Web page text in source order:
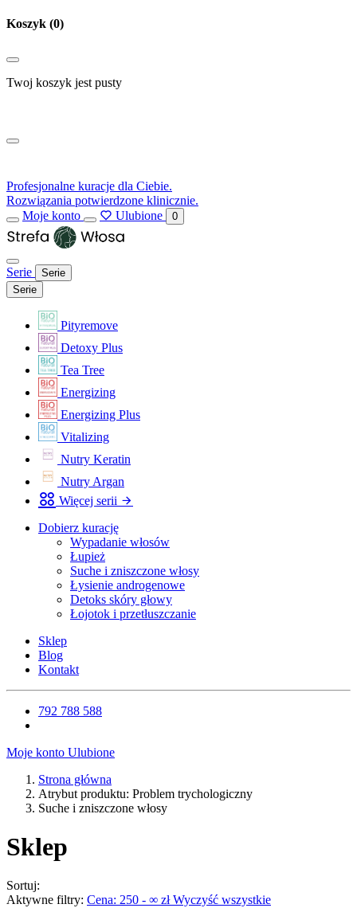
Koszyk (0)
Twoj koszyk jest pusty
Profesjonalne kuracje dla Ciebie.
Rozwiązania potwierdzone klinicznie.
Moje konto
Ulubione 0
Serie
Serie
Serie
Pityremove
Detoxy Plus
Tea Tree
Energizing
Energizing Plus
Vitalizing
Nutry Keratin
Nutry Argan
Więcej serii
Dobierz kurację
Wypadanie włosów
Łupież
Suche i zniszczone włosy
Łysienie androgenowe
Detoks skóry głowy
Łojotok i przetłuszczanie
Sklep
Blog
Kontakt
792 788 588
Moje konto Ulubione
Strona główna
Atrybut produktu: Problem trychologiczny
Suche i zniszczone włosy
Sklep
Sortuj:
Aktywne filtry: Cena: 250 - ∞ złWyczyść wszystkie